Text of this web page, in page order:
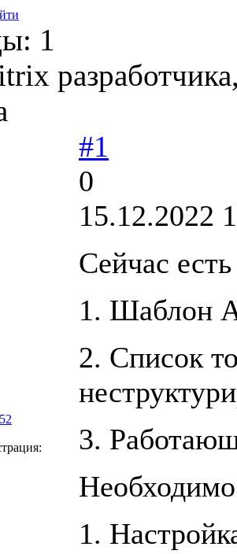
1
#1
0
15.12.2022
Сейчас есть
1. Шаблон
2. Список
3.
1.